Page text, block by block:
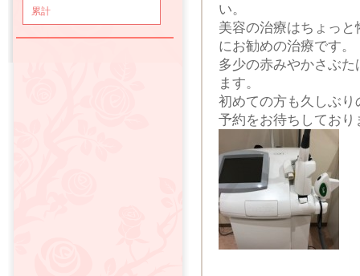
累計
い。
美容の治療はちょっ
にお勧めの治療です。
多少の赤みやかさぶ
ます。
初めての方も久しぶ
予約をお待ちしており